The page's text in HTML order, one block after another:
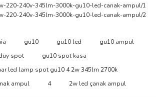
Bu ürüne ilk yorumu siz yapın!
Yorum Yaz
resim, ürün açıklamalarında ve diğer
için teşekkür ederiz.
gu10 gu10 led
gu10 ampul
spot
gu10 spot kasa
led lamp spot gu10 4 2w 345lm 2700k
ampul
4 2w led çanak ampul